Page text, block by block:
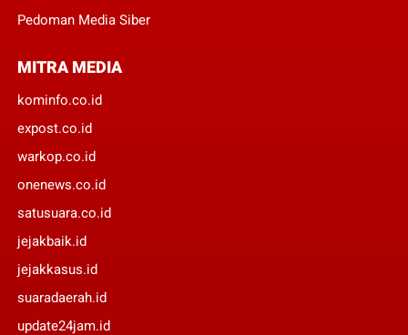
Pedoman Media Siber
MITRA MEDIA
kominfo.co.id
expost.co.id
warkop.co.id
onenews.co.id
satusuara.co.id
jejakbaik.id
jejakkasus.id
suaradaerah.id
update24jam.id